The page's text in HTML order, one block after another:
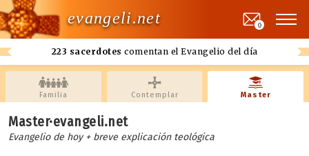
evangeli.net
223 sacerdotes comentan el Evangelio del día
0
Familia Contemplar Master
Master·evangeli.net
Evangelio de hoy + breve explicación teológica